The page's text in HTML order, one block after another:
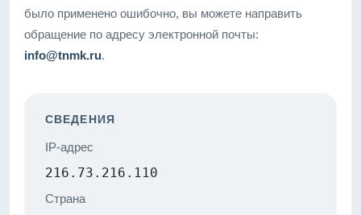
было применено ошибочно, вы можете направить
обращение по адресу электронной почты:
info@tnmk.ru.
СВЕДЕНИЯ
IP-адрес
216.73.216.110
Страна